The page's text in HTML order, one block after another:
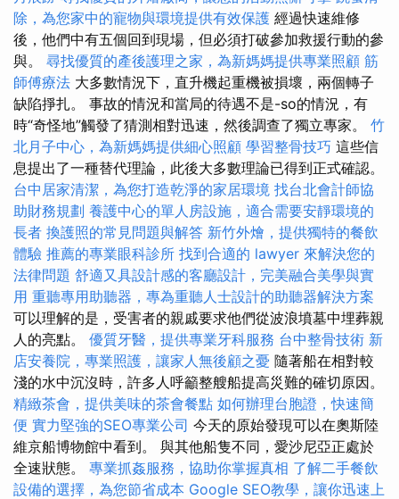
除，為您家中的寵物與環境提供有效保護 經過快速維修
後，他們中有五個回到現場，但必須打破參加救援行動的參
與。 尋找優質的產後護理之家，為新媽媽提供專業照顧 筋
師傅療法 大多數情況下，直升機起重機被損壞，兩個轉子
缺陷掙扎。 事故的情況和當局的待遇不是-so的情況，有
時“奇怪地”觸發了猜測相對迅速，然後調查了獨立專家。 竹
北月子中心，為新媽媽提供細心照顧 學習整骨技巧 這些信
息提出了一種替代理論，此後大多數理論已得到正式確認。
台中居家清潔，為您打造乾淨的家居環境 找台北會計師協
助財務規劃 養護中心的單人房設施，適合需要安靜環境的
長者 換護照的常見問題與解答 新竹外燴，提供獨特的餐飲
體驗 推薦的專業眼科診所 找到合適的 lawyer 來解決您的
法律問題 舒適又具設計感的客廳設計，完美融合美學與實
用 重聽專用助聽器，專為重聽人士設計的助聽器解決方案
可以理解的是，受害者的親戚要求他們從波浪墳墓中埋葬親
人的亮點。 優質牙醫，提供專業牙科服務 台中整骨技術 新
店安養院，專業照護，讓家人無後顧之憂 隨著船在相對較
淺的水中沉沒時，許多人呼籲整艘船提高災難的確切原因。
精緻茶會，提供美味的茶會餐點 如何辦理台胞證，快速簡
便 實力堅強的SEO專業公司 今天的原始發現可以在奧斯陸
維京船博物館中看到。 與其他船隻不同，愛沙尼亞正處於
全速狀態。 專業抓姦服務，協助你掌握真相 了解二手餐飲
設備的選擇，為您節省成本 Google SEO教學，讓你迅速上